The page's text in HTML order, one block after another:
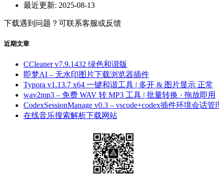
最近更新: 2025-08-13
下载遇到问题？可联系客服或反馈
近期文章
CCleaner v7.9.1432 绿色和谐版
即梦AI – 无水印图片下载浏览器插件
Typora v1.13.7 x64 一键和谐工具 | 多开 & 图片显示 正常
wav2mp3 – 免费 WAV 转 MP3 工具 | 批量转换 · 拖放即用
CodexSessionManage v0.3 – vscode+codex插件环境会话管
在线音乐搜索解析下载网站